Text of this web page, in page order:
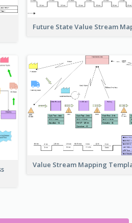
Future State Value Stream
Value Stream Mapping